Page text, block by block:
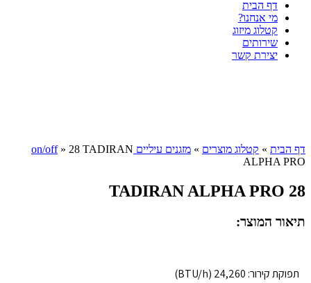
דף הבית
מי אנחנו?
קטלוג מיזוג
שירותים
יצירת קשר
דף הבית » קטלוג מוצרים » מזגנים עיליים on/off » 28 TADIRAN
ALPHA PRO
28 TADIRAN ALPHA PRO
תיאור המוצר:
תפוקת קירור: 24,260 (BTU/h)